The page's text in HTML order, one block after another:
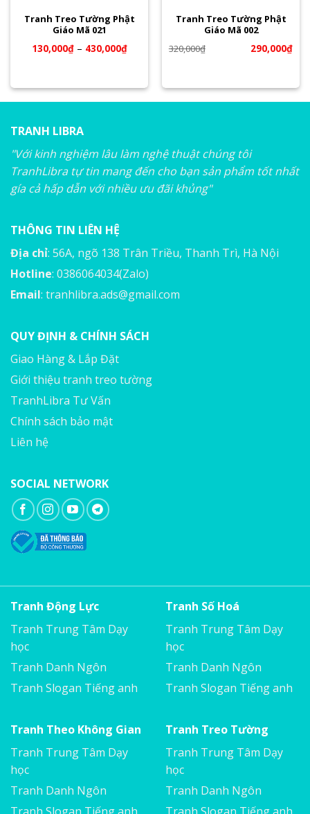
Tranh Treo Tường Phật
Giáo Mã 021
130,000₫– 430,000₫
Tranh Treo Tường Phật
Giáo Mã 002
320,000₫ 290,000₫
TRANH LIBRA
"Với kinh nghiệm lâu làm nghệ thuật chúng tôi
TranhLibra tự tin mang đến cho bạn sản phẩm tốt nhất
gía cả hấp dẫn với nhiều ưu đãi khủng"
THÔNG TIN LIÊN HỆ
Địa chỉ: 56A, ngõ 138 Trân Triều, Thanh Trì, Hà Nội
Hotline: 0386064034(Zalo)
Email: tranhlibra.ads@gmail.com
QUY ĐỊNH & CHÍNH SÁCH
Giao Hàng & Lắp Đặt
Giới thiệu tranh treo tường
TranhLibra Tư Vấn
Chính sách bảo mật
Liên hệ
SOCIAL NETWORK
Tranh Động Lực
Tranh Trung Tâm Dạy
học
Tranh Danh Ngôn
Tranh Slogan Tiếng anh
Tranh Số Hoá
Tranh Trung Tâm Dạy
học
Tranh Danh Ngôn
Tranh Slogan Tiếng anh
Tranh Theo Không Gian
Tranh Trung Tâm Dạy
học
Tranh Danh Ngôn
Tranh Slogan Tiếng anh
Tranh Treo Tường
Tranh Trung Tâm Dạy
học
Tranh Danh Ngôn
Tranh Slogan Tiếng anh